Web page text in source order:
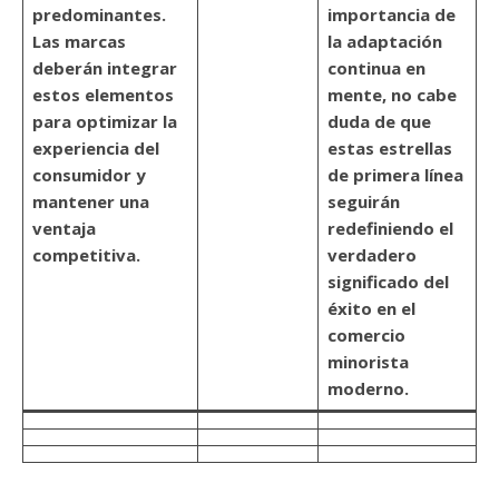
predominantes.
Las marcas
deberán integrar
estos elementos
para optimizar la
experiencia del
consumidor y
mantener una
ventaja
competitiva.
importancia de
la adaptación
continua en
mente, no cabe
duda de que
estas estrellas
de primera línea
seguirán
redefiniendo el
verdadero
significado del
éxito en el
comercio
minorista
moderno.